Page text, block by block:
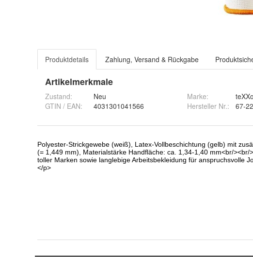
Produktdetails Zahlung, Versand & Rückgabe
Artikelmerkmale
Zustand:
Neu
GTIN / EAN:
4031301041566
Marke:
Hersteller Nr.:
67-